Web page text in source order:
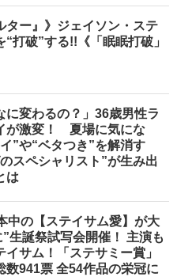
ター』》ジェイソン・ステ
“打破”する!!《「眠眠打破」
に変わるの？」36歳男性ラ
が激変！ 夏場に気にな
”や“ベタつき”を解消す
スペシャリスト”が生み出
は
中の【ステイサム愛】が大
生誕祭試写会開催！ 主演も
サム！「ステサミー賞」
数941票 全54作品の栄冠に